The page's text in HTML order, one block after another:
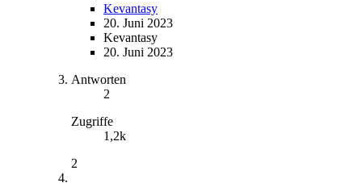
Kevantasy
20. Juni 2023
Kevantasy
20. Juni 2023
Antworten
2
Zugriffe
1,2k
2